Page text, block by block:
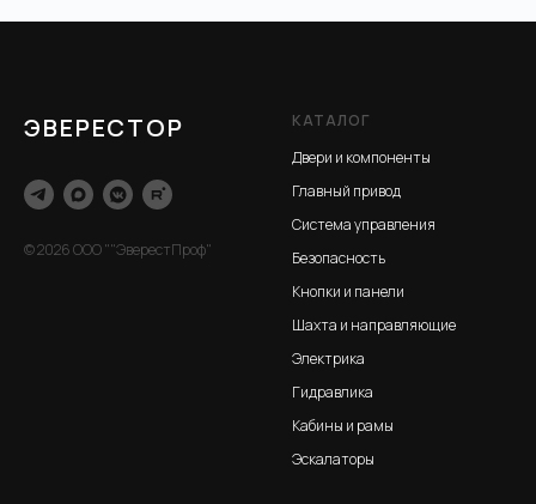
ЭВЕРЕСТОР
© 2026 ООО ""ЭверестПроф"
КАТАЛОГ
Двери и компоненты
Главный привод
Система управления
Безопасность
Кнопки и панели
Шахта и направляющие
Электрика
Гидравлика
Кабины и рамы
Эскалаторы